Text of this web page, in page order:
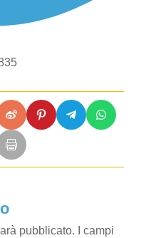
pubblicato.
I campi